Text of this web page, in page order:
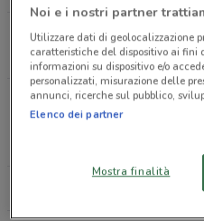
Porrello Bruno Via
945 m
Hi Tech Di Drago
Licata
Noi e i nostri partner
Utilizzare dati di geolocalizzazione
caratteristiche del dispositivo ai fini
informazioni su dispositivo e/o
personalizzati, misurazione delle
annunci, ricerche sul pubblico,
Elenco dei partner
Mostra finalità